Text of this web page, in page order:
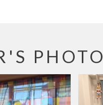
PHOTO